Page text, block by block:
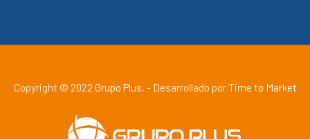
Copyright © 2022 Grupo Plus, - Desarrollado porTime to Market